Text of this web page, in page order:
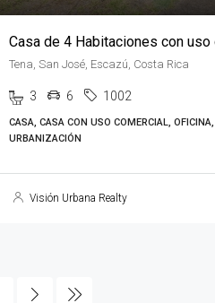
Tena, San José, Escazú, Costa Rica
3 6 1002
CASA, CASA CON USO COMERCIAL,
URBANIZACIÓN
Visión Urbana Realty